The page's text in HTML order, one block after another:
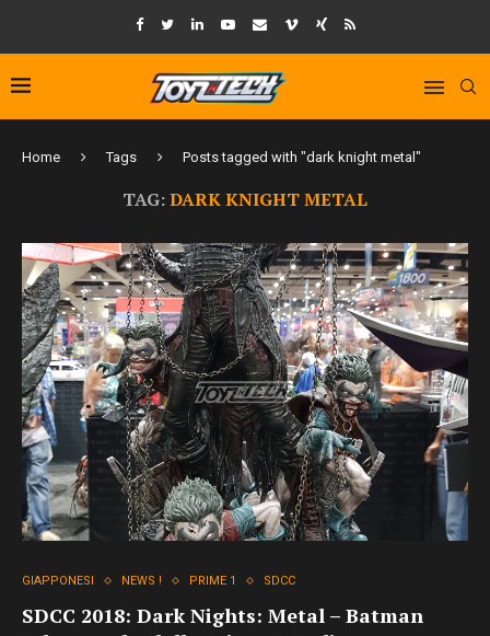
Home Tags Posts tagged with "dark knight metal"
TAG:DARK KNIGHT METAL
GIAPPONESI NEWS ! PRIME 1 SDCC
SDCC 2018: Dark Nights: Metal – Batman